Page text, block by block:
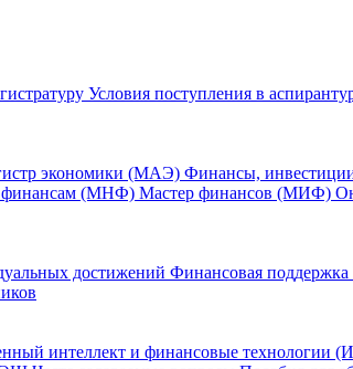
Условия поступления в
экономики (МАЭ) Финансы,
финансам (МНФ) Мастер финансов (МИФ)
достижений Финансовая поддержка
интеллект и финансовые технологии